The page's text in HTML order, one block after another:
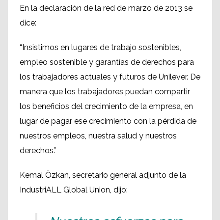
En la declaración de la red de marzo de 2013 se
dice:
“Insistimos en lugares de trabajo sostenibles,
empleo sostenible y garantías de derechos para
los trabajadores actuales y futuros de Unilever. De
manera que los trabajadores puedan compartir
los beneficios del crecimiento de la empresa, en
lugar de pagar ese crecimiento con la pérdida de
nuestros empleos, nuestra salud y nuestros
derechos.”
Kemal Özkan, secretario general adjunto de la
IndustriALL Global Union, dijo: